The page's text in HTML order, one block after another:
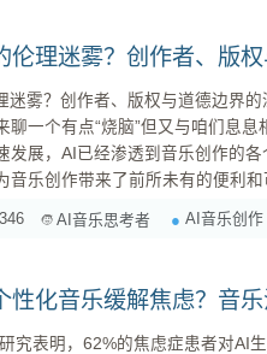
伦理迷雾？创作者、版
者、版权与道德边界的深度探讨 各位音乐人、音频工
聊一个有点“烧脑”但又与咱们息
发展，AI已经渗透到音乐创作的
音乐创作带来了前所未有的便利和
版权归谁所有？我们又该如何确
346 AI音乐思考者 AI音乐创作
性化音乐缓解焦虑？音
究表明，62%的焦虑症患者对AI